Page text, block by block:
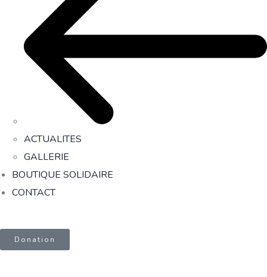
ACTUALITES
GALLERIE
BOUTIQUE SOLIDAIRE
CONTACT
Donation